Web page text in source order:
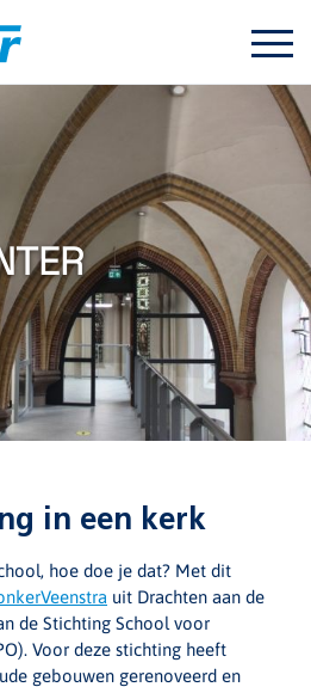
in een kerk
hoe doe je dat? Met dit
uit Drachten aan de
de Stichting School voor
Voor deze stichting heeft
gebouwen gerenoveerd en